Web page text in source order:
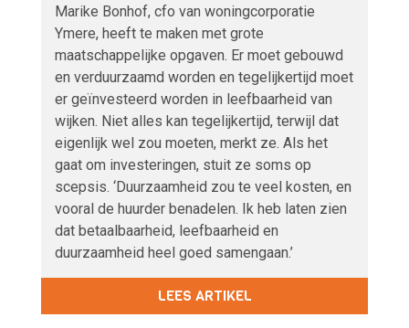
Marike Bonhof, cfo van woningcorporatie
Ymere, heeft te maken met grote
maatschappelijke opgaven. Er moet gebouwd
en verduurzaamd worden en tegelijkertijd moet
er geïnvesteerd worden in leefbaarheid van
wijken. Niet alles kan tegelijkertijd, terwijl dat
eigenlijk wel zou moeten, merkt ze. Als het
gaat om investeringen, stuit ze soms op
scepsis. ‘Duurzaamheid zou te veel kosten, en
vooral de huurder benadelen. Ik heb laten zien
dat betaalbaarheid, leefbaarheid en
duurzaamheid heel goed samengaan.’
LEES ARTIKEL